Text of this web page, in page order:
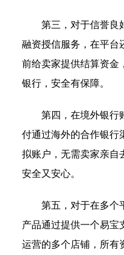
第三，对于信誉良
融资授信服务，在平台
前给卖家提供结算资金
银行，安全有保障。
第四，在境外银行
付通过海外的合作银行
拟账户，无需卖家亲自
安全又安心。
第五，对于在多个
产品通过提供一个易宝
运营的多个店铺，所有